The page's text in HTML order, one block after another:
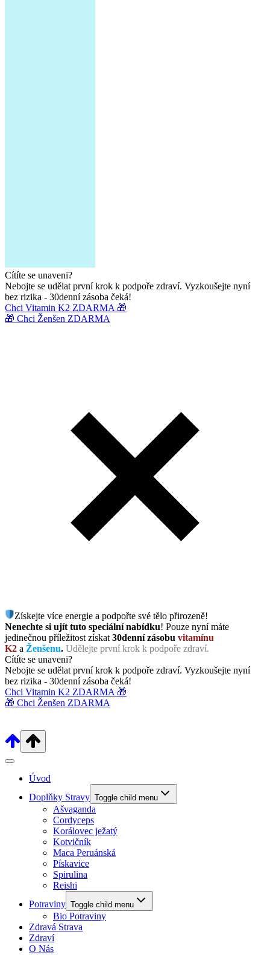
Cítíte se unaveni?
Nebojte se udělat první krok k podpoře zdraví. Vyzkoušejte nyní
bez rizika - 30denní zásoba čeká!
Chci Vitamin K2 ZDARMA 🎁
🎁 Chci Ženšen ZDARMA
Získejte více energie a podpořte své tělo přirozeně!
Nenechte si ujít tuto speciální nabídku! Pouze nyní máte
jedinečnou příležitost získat30denní zásobu vitamínu
K2 a Ženšenu. Udělejte první krok k podpoře zdraví.
Cítíte se unaveni?
Nebojte se udělat první krok k podpoře zdraví. Vyzkoušejte nyní
bez rizika - 30denní zásoba čeká!
Chci Vitamin K2 ZDARMA 🎁
🎁 Chci Ženšen ZDARMA
Úvod
Doplňky Stravy Toggle child menu
Ašvaganda
Cordyceps
Korálovec ježatý
Kotvičník
Maca Peruánská
Pískavice
Spirulina
Reishi
Potraviny Toggle child menu
Bio Potraviny
Zdravá Strava
Zdraví
O Nás